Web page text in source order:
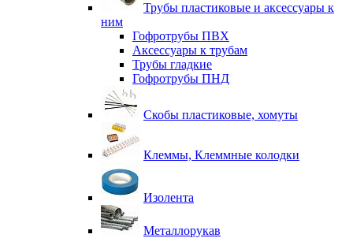
Трубы пластиковые и аксессуары к
ним
Гофротрубы ПВХ
Аксессуары к трубам
Трубы гладкие
Гофротрубы ПНД
Скобы пластиковые, хомуты
Клеммы, Клеммные колодки
Изолента
Металлорукав